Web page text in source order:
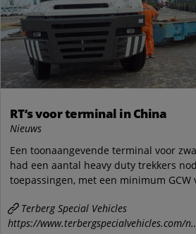
RT‘s voor terminal in China
Nieuws
Een toonaangevende terminal voor
had een aantal heavy duty trekkers
toepassingen, met een minimum GCW
Terberg Special Vehicles
https://www.terbergspecialvehicles.com/n..